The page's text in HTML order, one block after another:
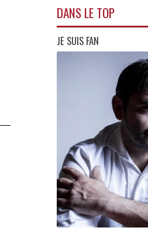
DANS LE TOP
JE SUIS FAN